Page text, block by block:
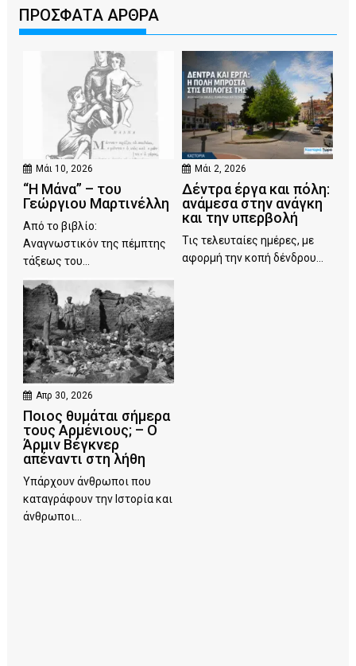
ΠΡΟΣΦΑΤΑ ΑΡΘΡΑ
Μάι 10, 2026
“Η Μάνα” – του
Γεώργιου Μαρτινέλλη
Από το βιβλίο:
Αναγνωστικόν της πέμπτης
τάξεως του...
Μάι 2, 2026
Δέντρα έργα και πόλη:
ανάμεσα στην ανάγκη
και την υπερβολή
Τις τελευταίες ημέρες, με
αφορμή την κοπή δένδρου...
Απρ 30, 2026
Ποιος θυμάται σήμερα
τους Αρμένιους; – Ο
Άρμιν Βέγκνερ
απέναντι στη λήθη
Υπάρχουν άνθρωποι που
καταγράφουν την Ιστορία και
άνθρωποι...